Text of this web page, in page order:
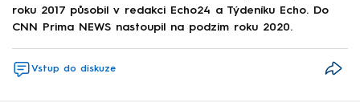
roku 2017 působil v redakci Echo24 a Týdeníku Echo. Do
CNN Prima NEWS nastoupil na podzim roku 2020.
Vstup do diskuze